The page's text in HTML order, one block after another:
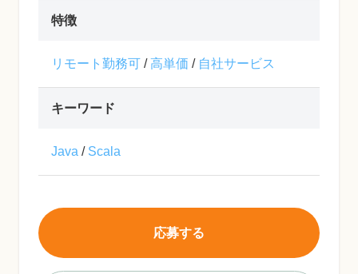
特徴
リモート勤務可 /高単価 / 自社サービス
キーワード
Java / Scala
応募する